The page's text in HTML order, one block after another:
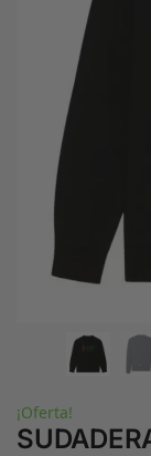
¡Oferta!